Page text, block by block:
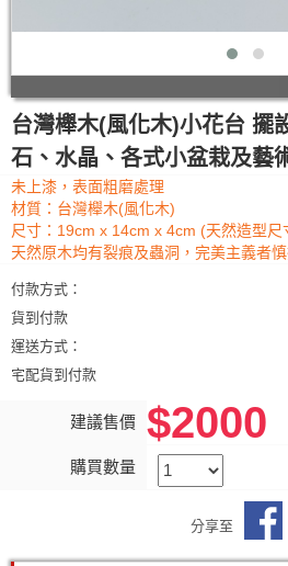
台灣櫸木(風化木)小花台 擺
石、水晶、各式小盆栽及藝
未上漆，表面粗磨處理
材質：台灣櫸木(風化木)
尺寸：19cm x 14cm x 4cm (天然造型尺
天然原木均有裂痕及蟲洞，完美主義者慎
付款方式：
貨到付款
運送方式：
宅配貨到付款
建議售價 $2000
購買數量
分享至